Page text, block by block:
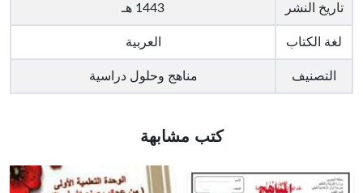
تاريخ النشر 1443 هـ
لغة الكتاب العربية
التصنيف مناهج وحلول دراسية
كتب مشابهة